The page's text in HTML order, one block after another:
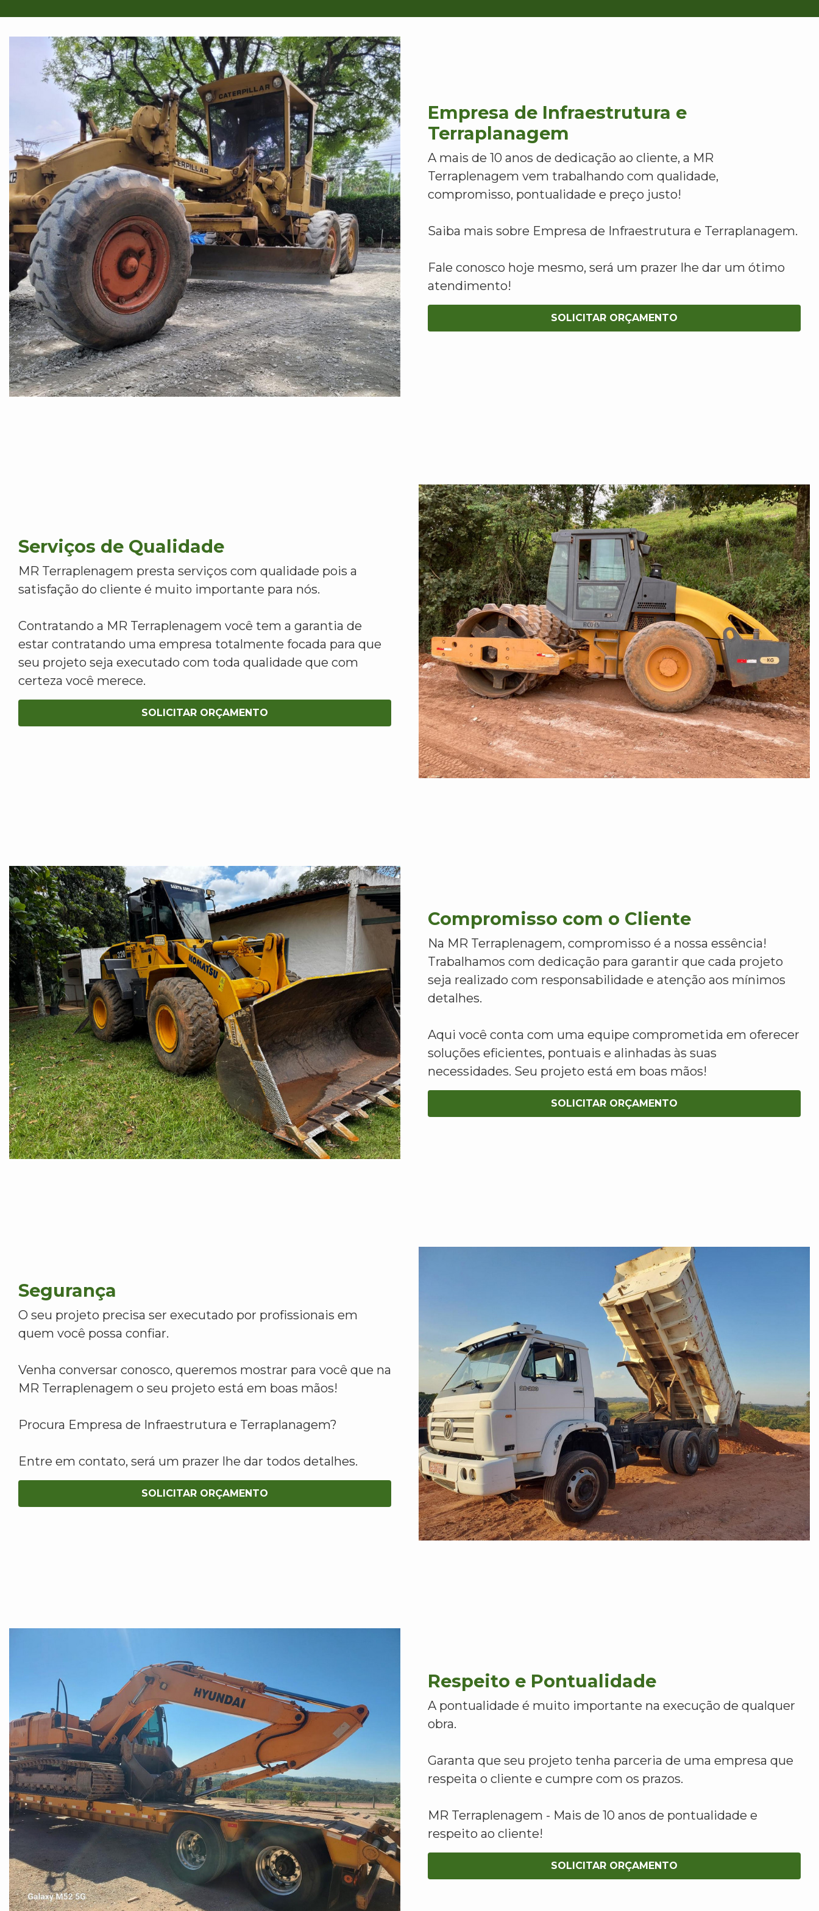
Empresa de Infraestrutura e
Terraplanagem
A mais de 10 anos de dedicação ao cliente, a MR
Terraplenagem vem trabalhando com qualidade,
compromisso, pontualidade e preço justo!
Saiba mais sobre Empresa de Infraestrutura e Terraplanagem.
Fale conosco hoje mesmo, será um prazer lhe dar um ótimo
atendimento!
SOLICITAR ORÇAMENTO
Serviços de Qualidade
MR Terraplenagem presta serviços com qualidade pois a
satisfação do cliente é muito importante para nós.
Contratando a MR Terraplenagem você tem a garantia de
estar contratando uma empresa totalmente focada para que
seu projeto seja executado com toda qualidade que com
certeza você merece.
SOLICITAR ORÇAMENTO
Compromisso com o Cliente
Na MR Terraplenagem, compromisso é a nossa essência!
Trabalhamos com dedicação para garantir que cada projeto
seja realizado com responsabilidade e atenção aos mínimos
detalhes.
Aqui você conta com uma equipe comprometida em oferecer
soluções eficientes, pontuais e alinhadas às suas
necessidades. Seu projeto está em boas mãos!
SOLICITAR ORÇAMENTO
Segurança
O seu projeto precisa ser executado por profissionais em
quem você possa confiar.
Venha conversar conosco, queremos mostrar para você que na
MR Terraplenagem o seu projeto está em boas mãos!
Procura Empresa de Infraestrutura e Terraplanagem?
Entre em contato, será um prazer lhe dar todos detalhes.
SOLICITAR ORÇAMENTO
Respeito e Pontualidade
A pontualidade é muito importante na execução de qualquer
obra.
Garanta que seu projeto tenha parceria de uma empresa que
respeita o cliente e cumpre com os prazos.
MR Terraplenagem - Mais de 10 anos de pontualidade e
respeito ao cliente!
SOLICITAR ORÇAMENTO